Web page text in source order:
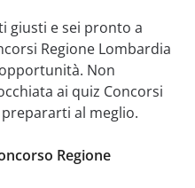
giusti e sei pronto a
Regione Lombardia
Non
ai quiz Concorsi
al meglio.
Regione